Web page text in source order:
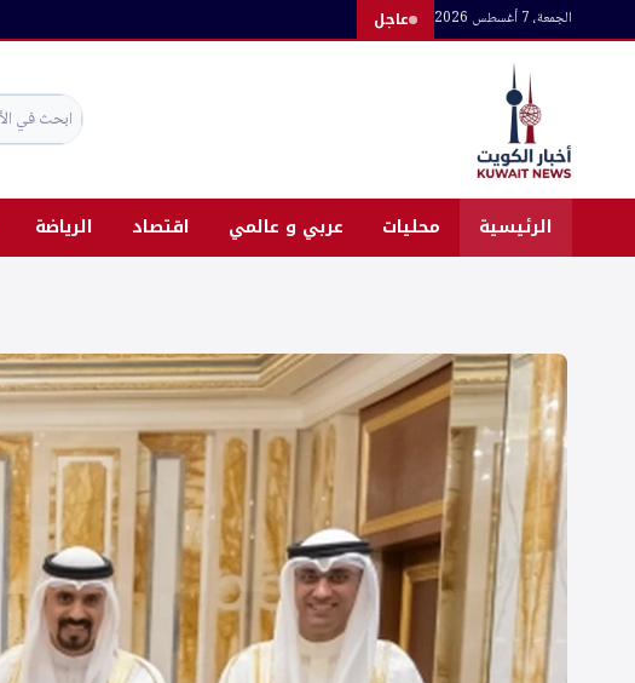
الجمعة، 7 أغسطس 2026 عاجل
الرئيسية محليات عربي و عالمي اقتصاد الرياضة